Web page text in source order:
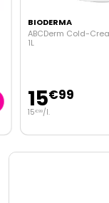
BIODERMA
ABCDerm Cold-
15€99
€ 99/l.